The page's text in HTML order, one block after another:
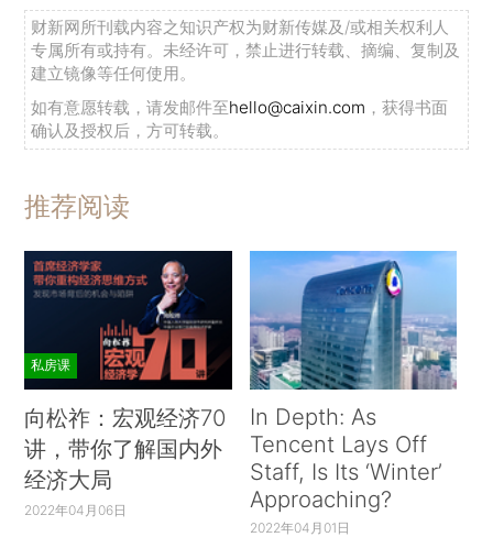
财新网所刊载内容之知识产权为财新传媒及/或相关权利人
专属所有或持有。未经许可，禁止进行转载、摘编、复制及
建立镜像等任何使用。
如有意愿转载，请发邮件至hello@caixin.com ，获得书面
确认及授权后，方可转载。
推荐阅读
私房课
向松祚：宏观经济70
讲，带你了解国内外
经济大局
2022年04月06日
In Depth: As
Tencent Lays Off
Staff, Is Its ‘Winter’
Approaching?
2022年04月01日